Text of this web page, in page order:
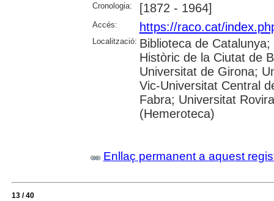
Cronologia:
[1872 - 1964]
Accés: https://raco.cat/
Localització: Biblioteca de
Històric de la Ciutat de
Universitat de Girona;
Vic-Universitat Central
Fabra; Universitat
(Hemeroteca)
Enllaç permanent a aquest
13 / 40